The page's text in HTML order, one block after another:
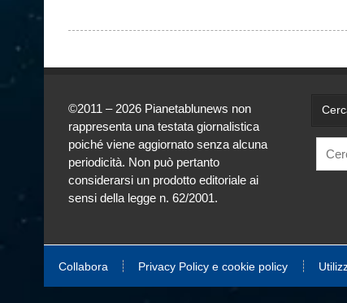
©2011 – 2026 Pianetablunews non
rappresenta una testata giornalistica
poiché viene aggiornato senza alcuna
periodicità. Non può pertanto
considerarsi un prodotto editoriale ai
sensi della legge n. 62/2001.
Collabora Privacy Policy e cookie policy